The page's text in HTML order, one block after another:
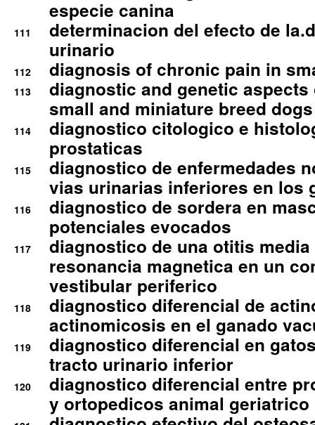
especie canina
111
determinacion del efecto de
urinario
112 diagnosis of chronic pain in
113
diagnostic and genetic
small and miniature breed
114
diagnostico citologico e
prostaticas
115
diagnostico de enfermedades
vias urinarias inferiores en los
116
diagnostico de sordera en
potenciales evocados
117
diagnostico de una otitis
resonancia magnetica en un
vestibular periferico
118
diagnostico diferencial de
actinomicosis en el ganado
119
diagnostico diferencial en
tracto urinario inferior
120
diagnostico diferencial entre
y ortopedicos animal geriatrico